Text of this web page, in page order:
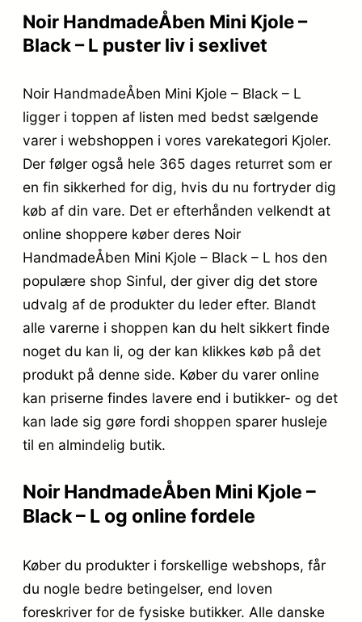
Noir HandmadeÅben Mini Kjole –
Black – L puster liv i sexlivet
Noir HandmadeÅben Mini Kjole – Black – L
ligger i toppen af listen med bedst sælgende
varer i webshoppen i vores varekategori Kjoler.
Der følger også hele 365 dages returret som er
en fin sikkerhed for dig, hvis du nu fortryder dig
køb af din vare. Det er efterhånden velkendt at
online shoppere køber deres Noir
HandmadeÅben Mini Kjole – Black – L hos den
populære shop Sinful, der giver dig det store
udvalg af de produkter du leder efter. Blandt
alle varerne i shoppen kan du helt sikkert finde
noget du kan li, og der kan klikkes køb på det
produkt på denne side. Køber du varer online
kan priserne findes lavere end i butikker- og det
kan lade sig gøre fordi shoppen sparer husleje
til en almindelig butik.
Noir HandmadeÅben Mini Kjole –
Black – L og online fordele
Køber du produkter i forskellige webshops, får
du nogle bedre betingelser, end loven
foreskriver for de fysiske butikker. Alle danske